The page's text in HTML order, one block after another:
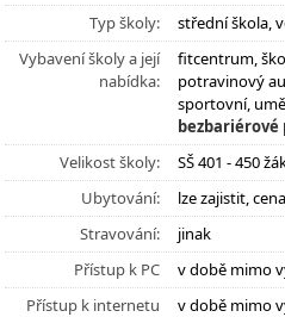
Typ školy:
střední škola,
Vybavení školy a její
nabídka:
fitcentrum,
potravinový
sportovní,
Velikost školy:
SŠ 401 - 450
Ubytování:
lze zajistit,
Stravování:
jinak
Přístup k PC
v době mimo
Přístup k internetu
v době mimo